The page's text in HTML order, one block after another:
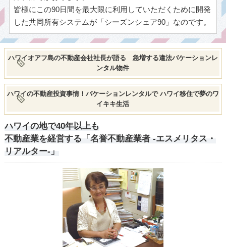
皆様にこの90日間を最大限に利用していただくために開発
した共同所有システムが「シーズンシェア90」なのです。
ハワイオアフ島の不動産会社社長が語る 急増する違法バケーションレ
ンタル物件
ハワイの不動産投資事情！バケーションレンタルで ハワイ移住で夢のワ
イキキ生活
ハワイの地で40年以上も
不動産業を経営する「名誉不動産業者 -エスメリタス・
リアルター-」